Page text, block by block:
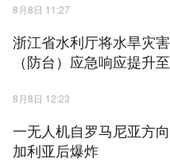
8月8日 11:27
浙江省水利厅将水旱灾
（防台）应急响应提升
8月8日 12:23
一无人机自罗马尼亚方
加利亚后爆炸